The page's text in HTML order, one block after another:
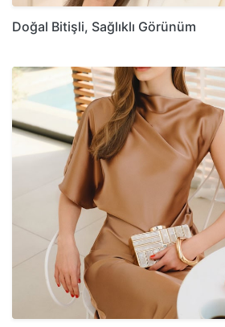
Doğal Bitişli, Sağlıklı Görünüm